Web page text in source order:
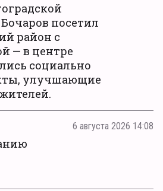
посетил
район с
— в центре
социально
улучшающие
6 августа 2026 14:08